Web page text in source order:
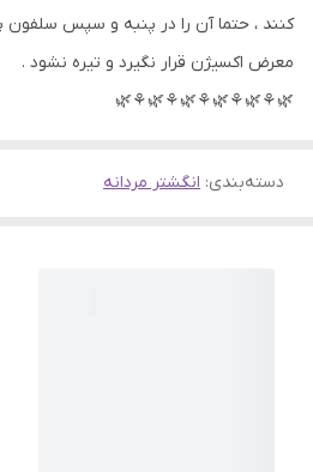
کنند ، حتما آن را در پنبه و سپس سلفون
معرض اکسیژن قرار نگیرد و تیره نشود .
🌿⚘🌿⚘🌿⚘🌿⚘🌿⚘🌿
دسته‌بندی: انگشتر مردانه